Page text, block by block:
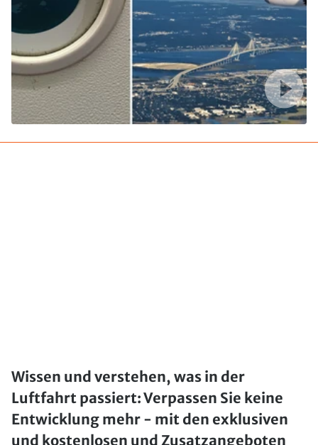
Wissen und verstehen, was in der
Luftfahrt passiert: Verpassen Sie keine
Entwicklung mehr - mit den exklusiven
und kostenlosen und Zusatzangeboten